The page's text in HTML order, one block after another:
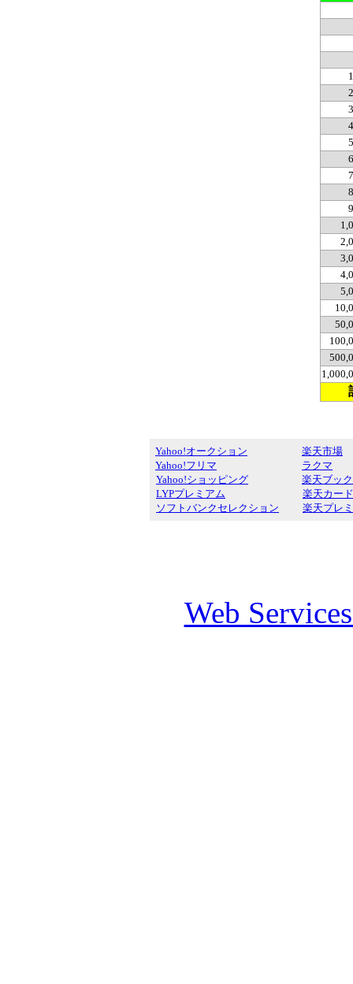
Yahoo!オークション
Yahoo!フリマ
Yahoo!ショッピング
LYPプレミアム
ソフトバンクセレクション
楽天市場
ラクマ
楽天ブッ
楽天カード
楽天プレ
Web